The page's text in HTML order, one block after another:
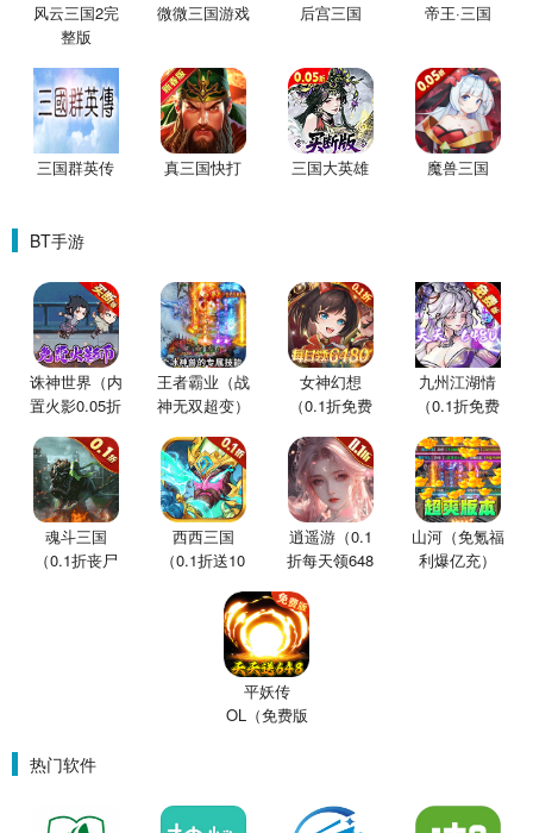
风云三国2完
整版
微微三国游戏 后宫三国 帝王·三国
三国群英传 真三国快打 三国大英雄 魔兽三国
BT手游
诛神世界（内
置火影0.05折
王者霸业（战
神无双超变）
女神幻想
（0.1折免费
九州江湖情
（0.1折免费
魂斗三国
（0.1折丧尸
西西三国
（0.1折送10
逍遥游（0.1
折每天领648
山河（免氪福
利爆亿充）
平妖传
OL（免费版
热门软件